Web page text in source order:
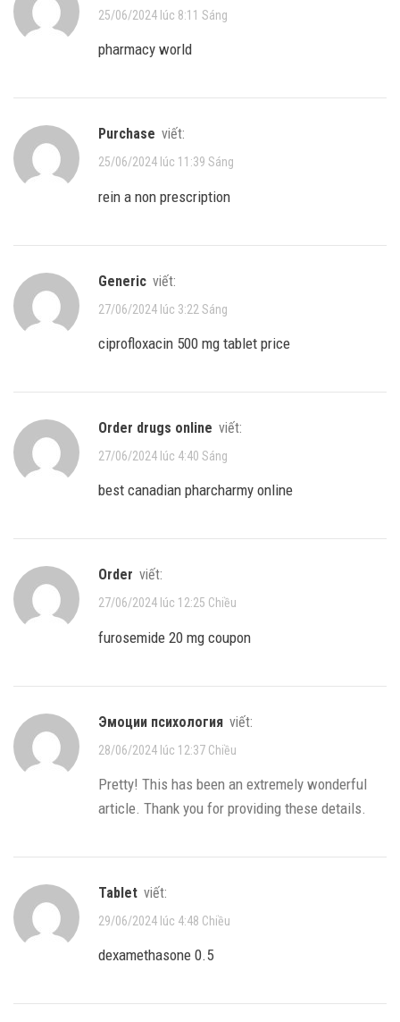
25/06/2024 lúc 8:11 Sáng
pharmacy world
purchase viết:
25/06/2024 lúc 11:39 Sáng
rein a non prescription
generic viết:
27/06/2024 lúc 3:22 Sáng
ciprofloxacin 500 mg tablet price
order drugs online viết:
27/06/2024 lúc 4:40 Sáng
best canadian pharcharmy online
order viết:
27/06/2024 lúc 12:25 Chiều
furosemide 20 mg coupon
эмоции психология viết:
28/06/2024 lúc 12:37 Chiều
Pretty! This has been an extremely wonderful
article. Thank you for providing these details.
tablet viết:
29/06/2024 lúc 4:48 Chiều
dexamethasone 0.5